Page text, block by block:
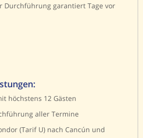
Durchführung garantiert Tage vor
höchstens 12 Gästen
aller Termine
(Tarif U) nach Cancún und